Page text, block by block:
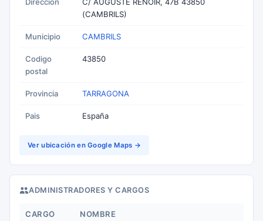
(CAMBRILS)
Municipio CAMBRILS
Codigo
postal
43850
Provincia TARRAGONA
Pais España
Ver ubicación en Google Maps →
ADMINISTRADORES Y CARGOS
CARGO NOMBRE